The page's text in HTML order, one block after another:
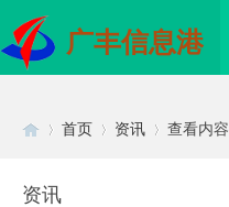
广丰信息港
首页 资讯 查看内容
资讯